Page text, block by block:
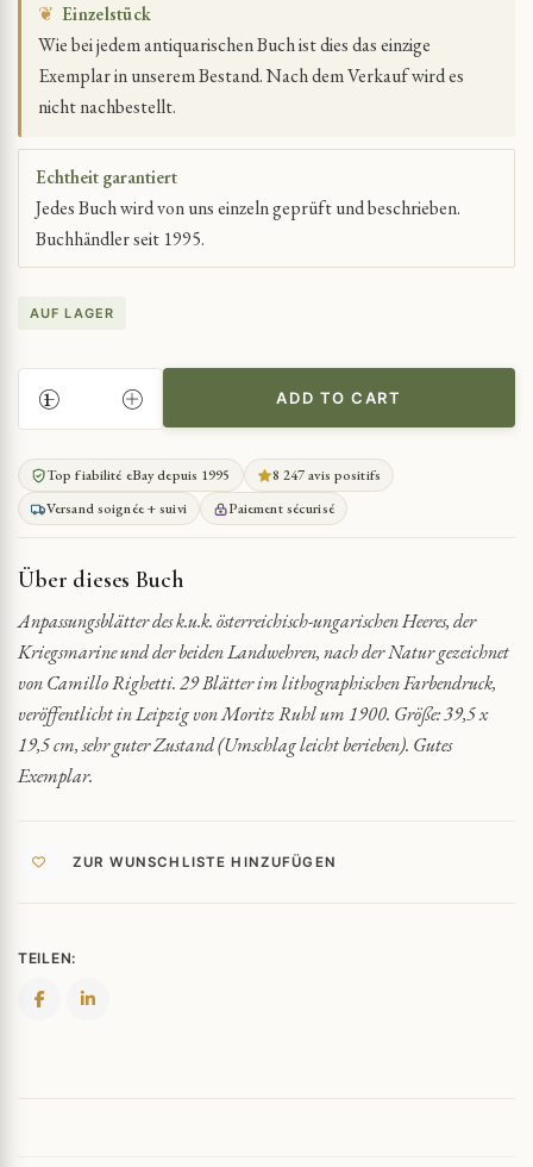
❦ Einzelstück
Wie bei jedem antiquarischen Buch ist dies das einzige
Exemplar in unserem Bestand. Nach dem Verkauf wird es
nicht nachbestellt.
Echtheit garantiert
Jedes Buch wird von uns einzeln geprüft und beschrieben.
Buchhändler seit 1995.
AUF LAGER
UNIFORMANPASSUNGSBLÄTTER
K.U.K.
HEERES
QUANTITY
ADD TO CART
Top fiabilité eBay depuis 1995
8 247 avis positifs
Versand soignée + suivi
Paiement sécurisé
Über dieses Buch
Anpassungsblätter des k.u.k. österreichisch-ungarischen Heeres, der
Kriegsmarine und der beiden Landwehren, nach der Natur gezeichnet
von Camillo Righetti. 29 Blätter im lithographischen Farbendruck,
veröffentlicht in Leipzig von Moritz Ruhl um 1900. Größe: 39,5 x
19,5 cm, sehr guter Zustand (Umschlag leicht berieben). Gutes
Exemplar.
ZUR WUNSCHLISTE HINZUFÜGEN
TEILEN: